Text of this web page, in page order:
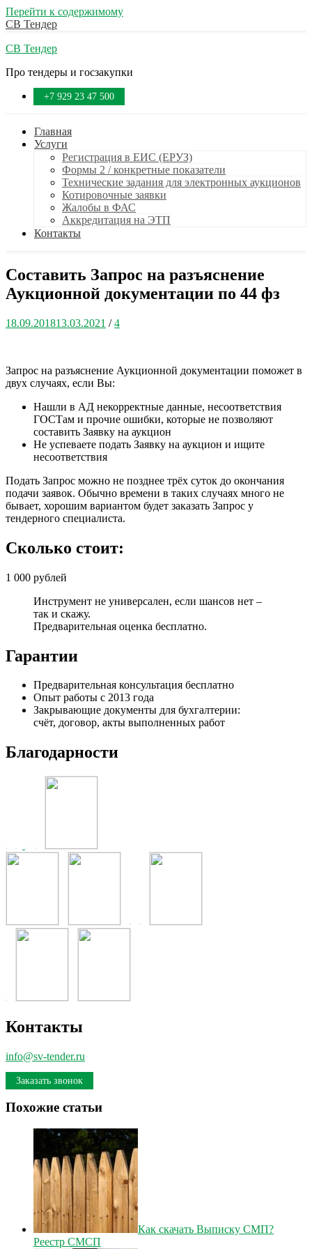
Перейти к содержимому
СВ Тендер
СВ Тендер
Про тендеры и госзакупки
+7 929 23 47 500
Главная
Услуги
Регистрация в ЕИС (ЕРУЗ)
Формы 2 / конкретные показатели
Технические задания для электронных аукционов
Котировочные заявки
Жалобы в ФАС
Аккредитация на ЭТП
Контакты
Составить Запрос на разъяснение
Аукционной документации по 44 фз
18.09.201813.03.2021 / 4
Запрос на разъяснение Аукционной документации поможет в
двух случаях, если Вы:
Нашли в АД некорректные данные, несоответствия
ГОСТам и прочие ошибки, которые не позволяют
составить Заявку на аукцион
Не успеваете подать Заявку на аукцион и ищите
несоответствия
Подать Запрос можно не позднее трёх суток до окончания
подачи заявок. Обычно времени в таких случаях много не
бывает, хорошим вариантом будет заказать Запрос у
тендерного специалиста.
Сколько стоит:
1 000 рублей
Инструмент не универсален, если шансов нет –
так и скажу.
Предварительная оценка бесплатно.
Гарантии
Предварительная консультация бесплатно
Опыт работы с 2013 года
Закрывающие документы для бухгалтерии:
счёт, договор, акты выполненных работ
Благодарности
Контакты
info@sv-tender.ru
Заказать звонок
Похожие статьи
Как скачать Выписку СМП?
Реестр СМСП